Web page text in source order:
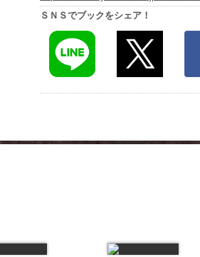
ＳＮＳでブックをシェア！